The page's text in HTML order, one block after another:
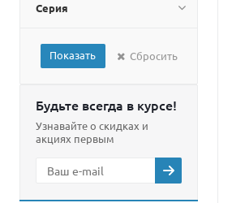
Серия
Показать Сбросить
Будьте всегда в курсе!
Узнавайте о скидках и
акциях первым